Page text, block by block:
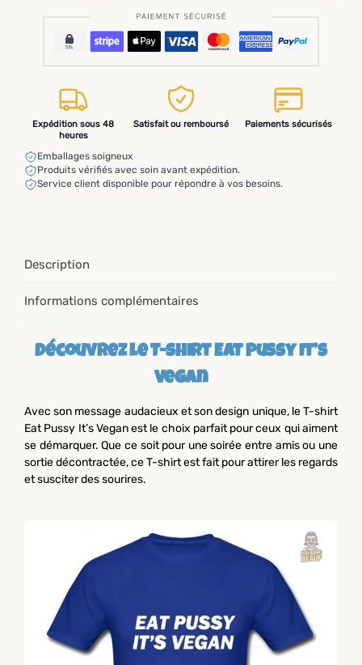
Expédition sous 48
heures
Satisfait ou remboursé Paiements sécurisés
Emballages soigneux
Produits vérifiés avec soin avant expédition.
Service client disponible pour répondre à vos besoins.
Description
Informations complémentaires
Découvrez le T-shirt Eat Pussy It’s
Vegan
Avec son message audacieux et son design unique, le T-shirt
Eat Pussy It’s Vegan est le choix parfait pour ceux qui aiment
se démarquer. Que ce soit pour une soirée entre amis ou une
sortie décontractée, ce T-shirt est fait pour attirer les regards
et susciter des sourires.